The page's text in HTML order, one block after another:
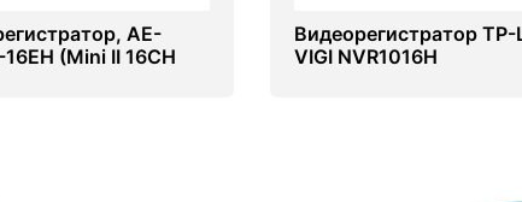
AE-
(Mini II 16CH
Видеорегистратор TP-
VIGI NVR1016H